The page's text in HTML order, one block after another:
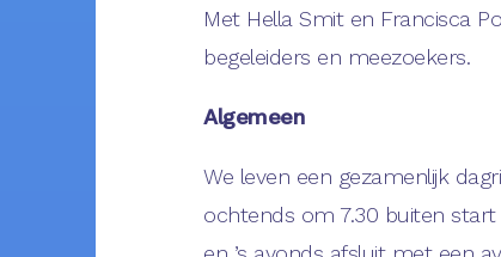
Met Hella Smit en Francisca
begeleiders en meezoekers.
Algemeen
We leven een gezamenlijk
ochtends om 7.30 buiten